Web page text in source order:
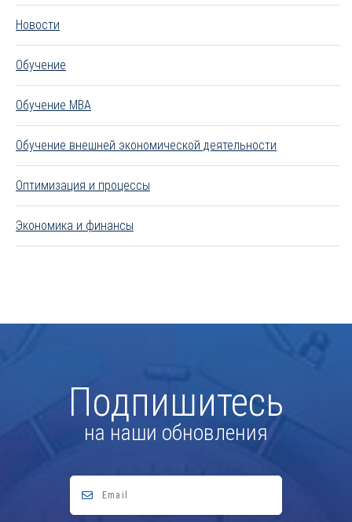
Новости
Обучение
Обучение MBA
Обучение внешней экономической деятельности
Оптимизация и процессы
Экономика и финансы
Подпишитесь
на наши обновления